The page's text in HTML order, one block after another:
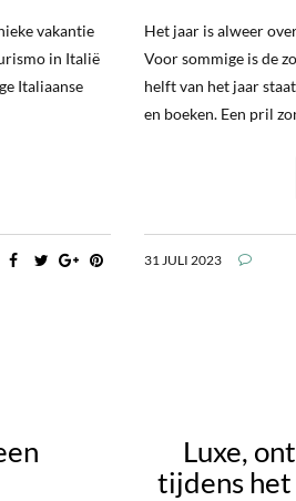
vakantie
in Italië
Italiaanse
Het jaar is alweer
Voor sommige is de
helft van het jaar
en boeken. Een pril
31 JULI 2023
Luxe,
tijdens het